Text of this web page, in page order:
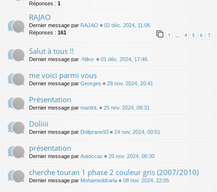
Réponses : 1
RAJAO
Dernier message par RAJAO « 02 déc. 2024, 11:06
Réponses : 161 1 4 5 6 7
Salut à tous !!
Dernier message par -Niko- « 01 déc. 2024, 17:46
me voici parmi vous
Dernier message par Georges « 28 nov. 2024, 20:41
Présentation
Dernier message par martinL « 25 nov. 2024, 09:31
Doliiii
Dernier message par Doliprane93 « 24 nov. 2024, 00:51
présentation
Dernier message par Autoccaz « 20 nov. 2024, 08:30
cherche touran 1 phase 2 couleur gris (2007/2010)
Dernier message par Mohameddraria « 08 nov. 2024, 22:05